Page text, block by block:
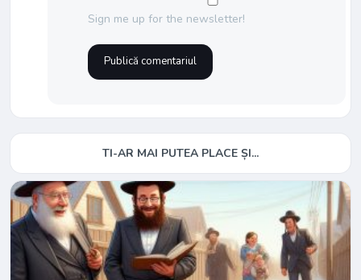
Sign me up for the newsletter!
TI-AR MAI PUTEA PLACE ȘI...